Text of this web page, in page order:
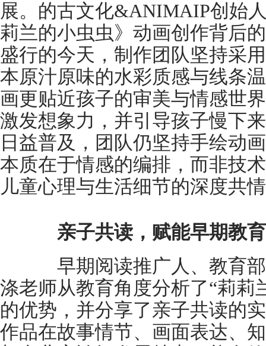
展。的古文化&ANIMAIP创始
莉兰的小虫虫》动画创作背后
盛行的今天，制作团队坚持采
本原汁原味的水彩质感与线条
画更贴近孩子的审美与情感世
激发想象力，并引导孩子慢下
日益普及，团队仍坚持手绘动
本质在于情感的编排，而非技
儿童心理与生活细节的深度共
亲子共读，赋能早期教育
早期阅读推广人、教育部
涤老师从教育角度分析了“莉莉
的优势，并分享了亲子共读的
作品在故事情节、画面表达、